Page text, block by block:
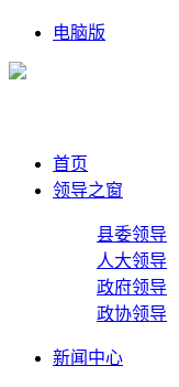
电脑版
首页
领导之窗
县委领导
人大领导
政府领导
政协领导
新闻中心